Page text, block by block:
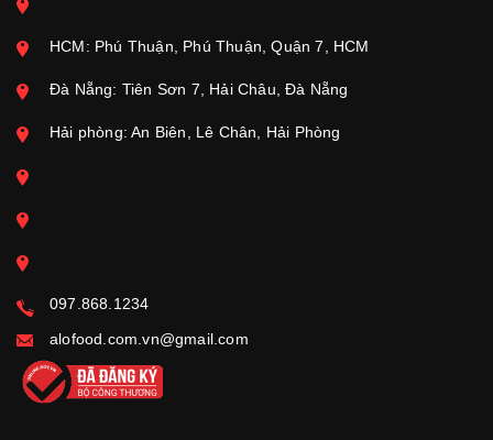
HCM: Phú Thuận, Phú Thuận, Quận 7, HCM
Đà Nẵng: Tiên Sơn 7, Hải Châu, Đà Nẵng
Hải phòng: An Biên, Lê Chân, Hải Phòng
097.868.1234
alofood.com.vn@gmail.com